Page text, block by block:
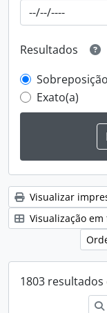
Resultados
Sobreposição
Exato(a)
Visualizar
Visualização em
1803